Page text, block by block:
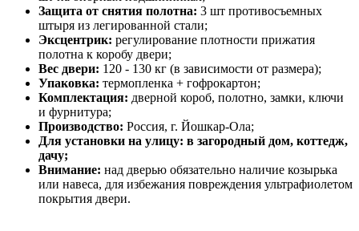
Защита от снятия полотна: 3 шт противосъемных
штыря из легированной стали;
Эксцентрик: регулирование плотности прижатия
полотна к коробу двери;
Вес двери: 120 - 130 кг (в зависимости от размера);
Упаковка: термопленка + гофрокартон;
Комплектация: дверной короб, полотно, замки, ключи
и фурнитура;
Производство: Россия, г. Йошкар-Ола;
Для установки на улицу: в загородный дом, коттедж,
дачу;
Внимание: над дверью обязательно наличие козырька
или навеса, для избежания повреждения ультрафиолетом
покрытия двери.